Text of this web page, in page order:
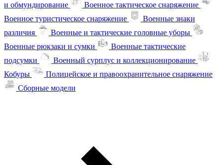
и обмундирование
Военное тактическое снаряжение
Военное туристическое снаряжение
Военные знаки
различия
Военные и тактические головные уборы
Военные рюкзаки и сумки
Военные тактические
подсумки
Военный сурплус и коллекционирование
Кобуры
Полицейское и правоохранительное снаряжение
Сборные модели